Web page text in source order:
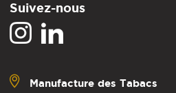
Suivez-nous
Manufacture des Tabacs